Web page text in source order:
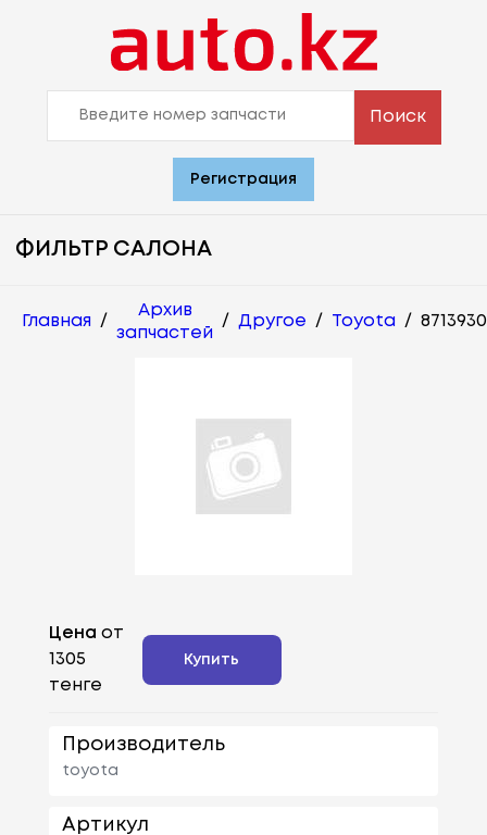
Поиск
Регистрация
ФИЛЬТР САЛОНА
Главная /
Архив
запчастей
/ Другое / Toyota /
Цена от
1305
тенге
Купить
Производитель
toyota
Артикул